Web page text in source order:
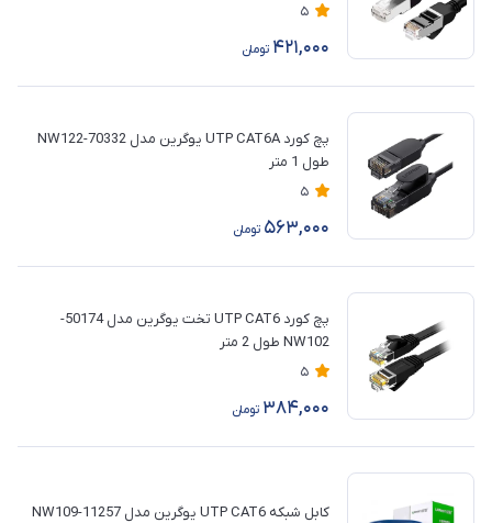
5
421,000 تومان
پچ کورد UTP CAT6A یوگرین مدل 70332-NW122
طول 1 متر
5
563,000 تومان
پچ کورد UTP CAT6 تخت یوگرین مدل 50174-
NW102 طول 2 متر
5
384,000 تومان
کابل شبکه UTP CAT6 یوگرین مدل NW109-11257